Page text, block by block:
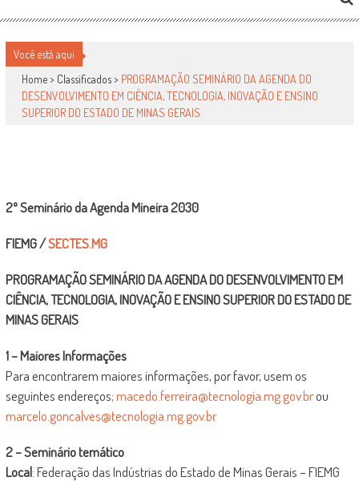
Você está aqui
Home > Classificados> PROGRAMAÇÃO SEMINÁRIO DA AGENDA DO
DESENVOLVIMENTO EM CIÊNCIA, TECNOLOGIA, INOVAÇÃO E ENSINO
SUPERIOR DO ESTADO DE MINAS GERAIS
PROGRAMAÇÃO SEMINÁRIO DA AGENDA DO
DESENVOLVIMENTO EM CIÊNCIA, TECNOLOGIA,
INOVAÇÃO E ENSINO SUPERIOR DO ESTADO DE
MINAS GERAIS
Classificados por-5 de setembro de 2010
2º Seminário da Agenda Mineira 2030
FIEMG /SECTES.MG
PROGRAMAÇÃO SEMINÁRIO DA AGENDA DO DESENVOLVIMENTO EM
CIÊNCIA, TECNOLOGIA, INOVAÇÃO E ENSINO SUPERIOR DO ESTADO DE
MINAS GERAIS
1 – Maiores Informações
Para encontrarem maiores informações, por favor, usem os
seguintes endereços;macedo.ferreira@tecnologia.mg.gov.brou
marcelo.goncalves@tecnologia.mg.gov.br
2 – Seminário temático
Local: Federação das Indústrias do Estado de Minas Gerais – FIEMG